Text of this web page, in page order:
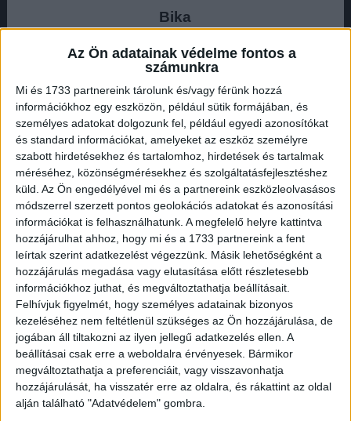
Az Ön adatainak védelme fontos a
számunkra
Mi és 1733 partnereink tárolunk és/vagy férünk hozzá
információkhoz egy eszközön, például sütik formájában, és
személyes adatokat dolgozunk fel, például egyedi azonosítókat
és standard információkat, amelyeket az eszköz személyre
szabott hirdetésekhez és tartalomhoz, hirdetések és tartalmak
méréséhez, közönségmérésekhez és szolgáltatásfejlesztéshez
küld. Az Ön engedélyével mi és a partnereink eszközleolvasásos
módszerrel szerzett pontos geolokációs adatokat és azonosítási
információkat is felhasználhatunk. A megfelelő helyre kattintva
hozzájárulhat ahhoz, hogy mi és a 1733 partnereink a fent
leírtak szerint adatkezelést végezzünk. Másik lehetőségként a
hozzájárulás megadása vagy elutasítása előtt részletesebb
információkhoz juthat, és megváltoztathatja beállításait.
Felhívjuk figyelmét, hogy személyes adatainak bizonyos
kezeléséhez nem feltétlenül szükséges az Ön hozzájárulása, de
jogában áll tiltakozni az ilyen jellegű adatkezelés ellen. A
beállításai csak erre a weboldalra érvényesek. Bármikor
megváltoztathatja a preferenciáit, vagy visszavonhatja
hozzájárulását, ha visszatér erre az oldalra, és rákattint az oldal
alján található "Adatvédelem" gombra.
Bika
Idén nem panaszkodhatsz, ha pénzről van szó. Karriered
egy ideje jól alakul, és ennek megvan a gyümölcse. Ha
nagyon szeretnéd, most valóra is válthatod az utazási
vágyadat, semmi kétség. Megemelkedik a bevételed június
elején.
Hét év szerencse vár, ha kedvelés és a "sok szerencsét"
beírása után gördítesz lejjebb!
Ikrek
Nyáron nagyon figyelj oda, hogy mire költöd a pénzed!
Most nincs itt az ideje egy nagyobb nyaralásnak, inkább
tegyél félre.
Hirdetés
Erre figyelmeztetnek a csillagok, ősszel meglátod, mekkora